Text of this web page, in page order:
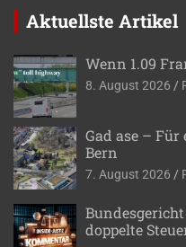
Aktuellste Artikel
Wenn 1.09
8. August 2026
Gad ase –
Bern
7. August 2026
doppelte